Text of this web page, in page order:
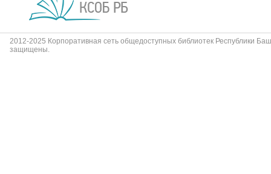
2012-2025 Корпоративная сеть общедоступных библиотек Республики
защищены.